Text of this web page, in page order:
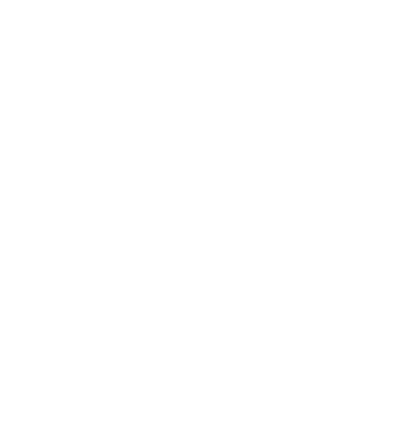
Kadınların iyi pilot
kapıları kadınlara
bulan eşitlikçi liderler
transfobi)
yol alan bir uçakta bir
yerinin değiştirilmesini
oturmak zorunda
gelir misiniz? Kaptan
bu nezaketli tutumu